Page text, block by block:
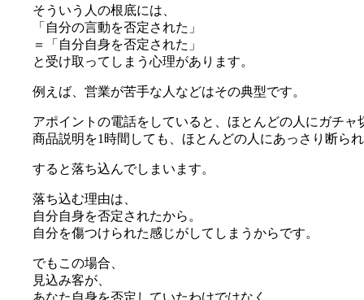
そういう人の根底には、
「自分の言動を否定された」
＝「自分自身を否定された」
と受け取ってしまう心理があります。
例えば、営業が苦手な人などはその典型です。
アポイントの電話をしていると、ほとんどの人にガチャ
商品説明を1時間しても、ほとんどの人にあっさり断られ
すると落ち込んでしまいます。
落ち込む理由は、
自分自身を否定されたから。
自分を傷つけられた感じがしてしまうからです。
でもこの場合、
見込み客が、
あなた自身を否定していたわけではなく、